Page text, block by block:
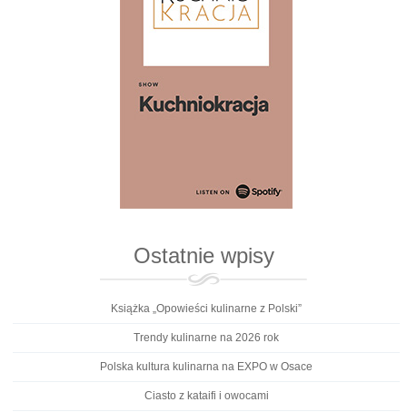
Ostatnie wpisy
Książka „Opowieści kulinarne z Polski”
Trendy kulinarne na 2026 rok
Polska kultura kulinarna na EXPO w Osace
Ciasto z kataifi i owocami